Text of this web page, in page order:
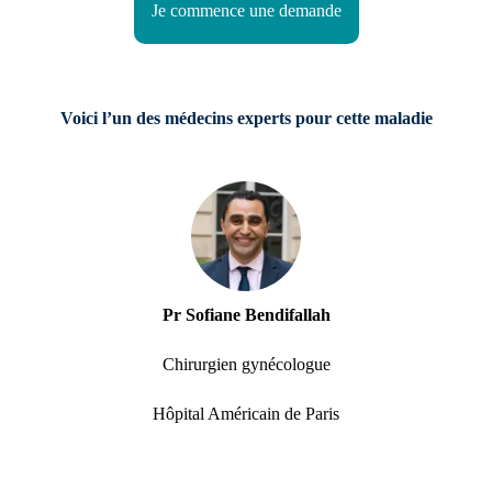
Je commence une demande
Voici l’un des médecins experts pour cette maladie
Pr Sofiane Bendifallah
Chirurgien gynécologue
Hôpital Américain de Paris